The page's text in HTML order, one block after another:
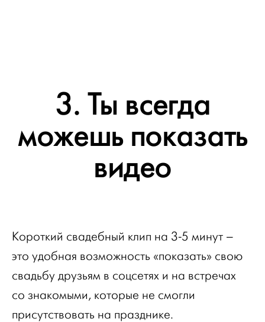
3. Ты всегда
можешь показать
видео
Короткий свадебный клип на 3-5 минут –
это удобная возможность «показать» свою
свадьбу друзьям в соцсетях и на встречах
со знакомыми, которые не смогли
присутствовать на празднике.